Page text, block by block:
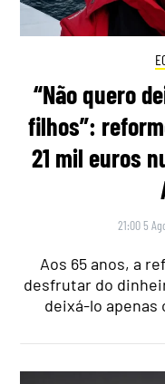
“Não quero
filhos”:
21 mil euros
21:00 5
Aos 65 anos, a
desfrutar do
deixá-lo apenas